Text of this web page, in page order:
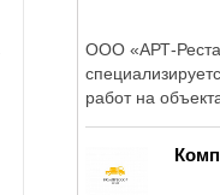
ООО «АРТ-
работ на